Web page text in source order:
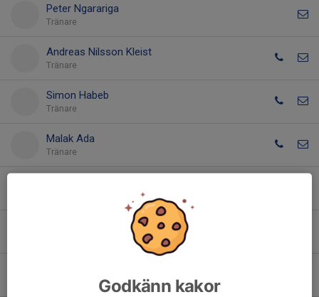
Peter Ngarariga
Tränare
Andreas Nilsson Kleist
Tränare
Simon Habeb
Tränare
Malak Ada
Tränare
Godkänn kakor